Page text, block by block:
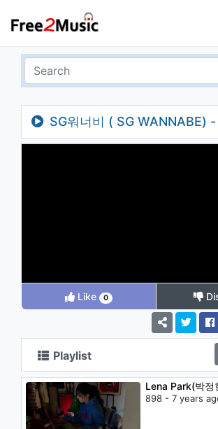
SG워너비 ( SG WANNABE) -
MV
Like 0
Playlist
Lena Park(박정
898 - 7 years